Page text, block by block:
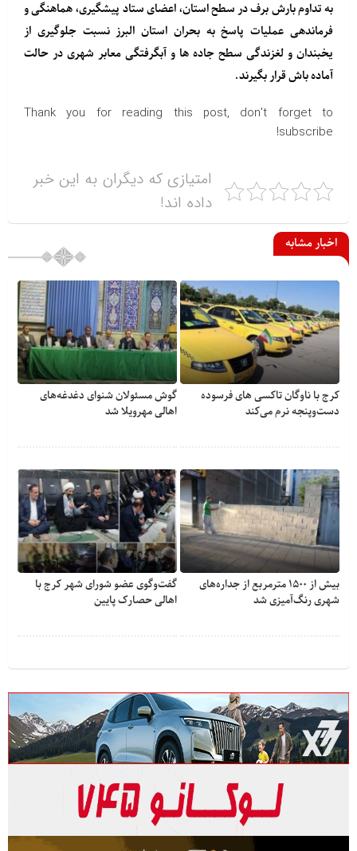
به تداوم بارش برف در سطح استان، اعضای ستاد پیشگیری، هماهنگی و
فرماندهی عملیات پاسخ به بحران استان البرز نسبت جلوگیری از
یخبندان و لغزندگی سطح جاده ها و آبگرفتگی معابر شهری در حالت
آماده باش قرار بگیرند.
Thank you for reading this post, don't forget to
subscribe!
امتیازی که دیگران به این خبر
داده اند!
اخبار مشابه
کرج با ناوگان تاکسی های فرسوده
دست‌وپنجه نرم می‌کند
گوش مسئولان شنوای دغدغه‎‌های
اهالی مهرویلا شد
بیش از ۱۵۰۰ مترمربع از جداره‌های
شهری رنگ‌آمیزی شد
گفت‌وگوی عضو شورای شهر کرج با
اهالی حصارک پایین